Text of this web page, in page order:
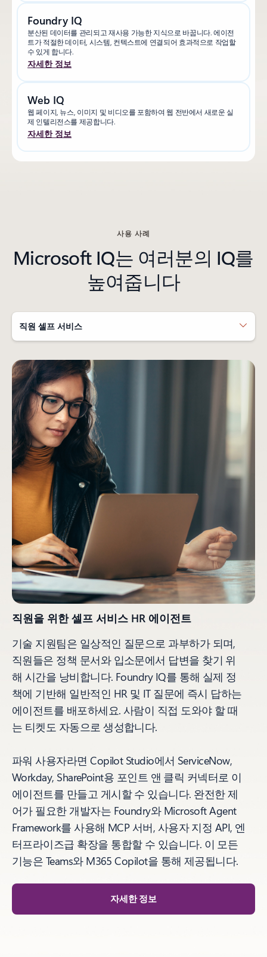
Foundry IQ
분산된 데이터를 관리되고 재사용 가능한 지식으로 바꿉니다. 에이전
트가 적절한 데이터, 시스템, 컨텍스트에 연결되어 효과적으로 작업할
수 있게 합니다.
자세한 정보
Web IQ
웹 페이지, 뉴스, 이미지 및 비디오를 포함하여 웹 전반에서 새로운 실
제 인텔리전스를 제공합니다.
자세한 정보
사용 사례
Microsoft IQ는 여러분의 IQ를
높여줍니다
직원 셀프 서비스
직원을 위한 셀프 서비스 HR 에이전트
기술 지원팀은 일상적인 질문으로 과부하가 되며,
직원들은 정책 문서와 입소문에서 답변을 찾기 위
해 시간을 낭비합니다. Foundry IQ를 통해 실제 정
책에 기반해 일반적인 HR 및 IT 질문에 즉시 답하는
에이전트를 배포하세요. 사람이 직접 도와야 할 때
는 티켓도 자동으로 생성합니다.
파워 사용자라면 Copilot Studio에서 ServiceNow,
Workday, SharePoint용 포인트 앤 클릭 커넥터로 이
에이전트를 만들고 게시할 수 있습니다. 완전한 제
어가 필요한 개발자는 Foundry와 Microsoft Agent
Framework를 사용해 MCP 서버, 사용자 지정 API, 엔
터프라이즈급 확장을 통합할 수 있습니다. 이 모든
기능은 Teams와 M365 Copilot을 통해 제공됩니다.
자세한 정보